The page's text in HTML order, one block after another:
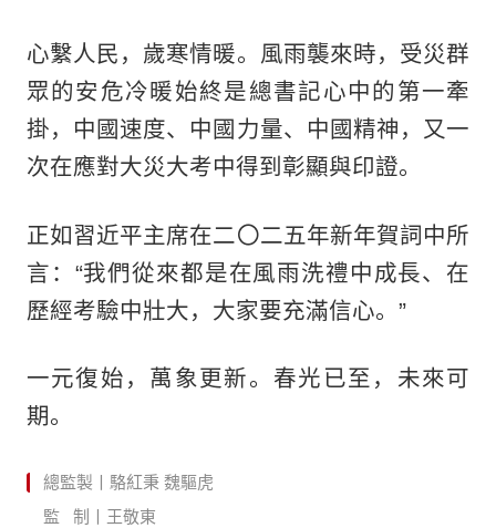
心繫人民，歲寒情暖。風雨襲來時，受災群
眾的安危冷暖始終是總書記心中的第一牽
掛，中國速度、中國力量、中國精神，又一
次在應對大災大考中得到彰顯與印證。
正如習近平主席在二〇二五年新年賀詞中所
言：“我們從來都是在風雨洗禮中成長、在
歷經考驗中壯大，大家要充滿信心。”
一元復始，萬象更新。春光已至，未來可
期。
總監製丨駱紅秉 魏驅虎
監 制丨王敬東